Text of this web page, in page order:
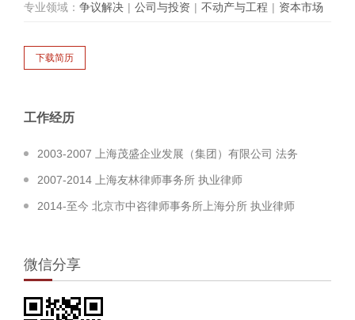
专业领域： 争议解决 | 公司与投资 | 不动产与工程 | 资本市场
工作经历
2003-2007 上海茂盛企业发展（集团）有限公司 法务
2007-2014 上海友林律师事务所 执业律师
2014-至今 北京市中咨律师事务所上海分所 执业律师
微信分享